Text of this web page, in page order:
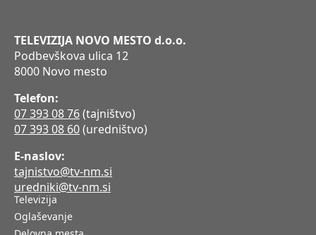
TELEVIZIJA NOVO MESTO d.o.o.
Podbevškova ulica 12
8000 Novo mesto
Telefon:
07 393 08 76(tajništvo)
07 393 08 60(uredništvo)
E-naslov:
tajnistvo@tv-nm.si
uredniki@tv-nm.si
Televizija
Oglaševanje